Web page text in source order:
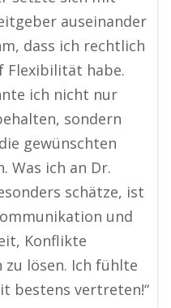
auseinander
dass ich rechtlich
Flexibilität habe.
ich nicht nur
sondern
gewünschten
Was ich an Dr.
schätze, ist
und
Konflikte
lösen. Ich fühlte
bestens vertreten!“